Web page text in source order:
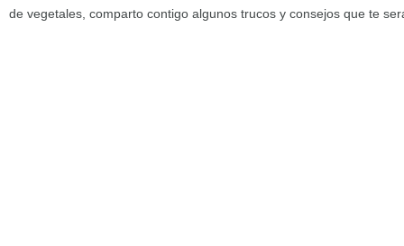
de vegetales, comparto contigo algunos trucos y consejos que te